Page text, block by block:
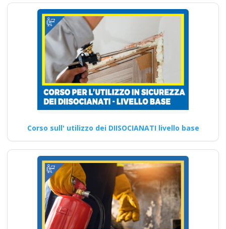
Corso sull' utilizzo dei DIISOCIANATI livello base